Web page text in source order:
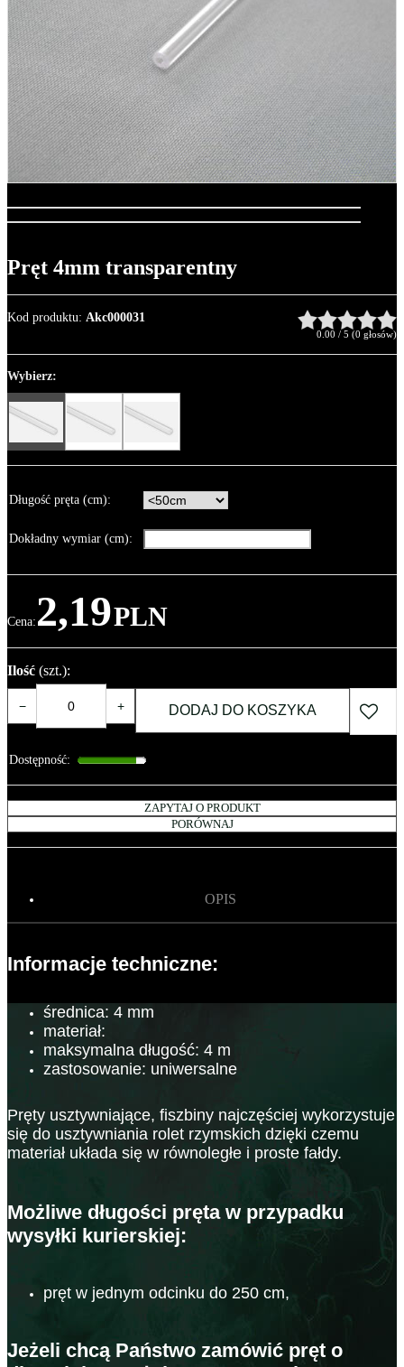
Pręt 4mm transparentny
Kod produktu: Akc000031
0.00 / 5 (0 głosów)
Wybierz:
Długość pręta (cm):
Dokładny wymiar (cm):
Cena: 2,19PLN
Ilość (szt.):
− + DODAJ DO KOSZYKA
Dostępność:
ZAPYTAJ O PRODUKT
PORÓWNAJ
OPIS
Informacje techniczne:
średnica: 4 mm
materiał:
maksymalna długość: 4 m
zastosowanie: uniwersalne
Pręty usztywniające, fiszbiny najczęściej wykorzystuje
się do usztywniania rolet rzymskich dzięki czemu
materiał układa się w równoległe i proste fałdy.
Możliwe długości pręta w przypadku
wysyłki kurierskiej:
pręt w jednym odcinku do 250 cm,
Jeżeli chcą Państwo zamówić pręt o